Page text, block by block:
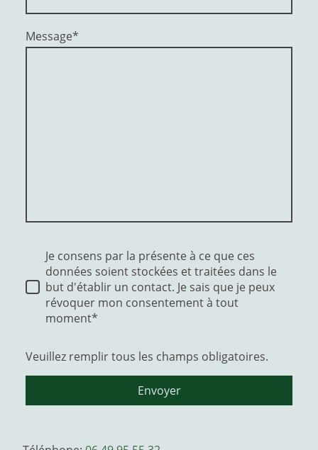
Message*
Je consens par la présente à ce que ces
données soient stockées et traitées dans le
but d'établir un contact. Je sais que je peux
révoquer mon consentement à tout
moment*
Veuillez remplir tous les champs obligatoires.
Envoyer